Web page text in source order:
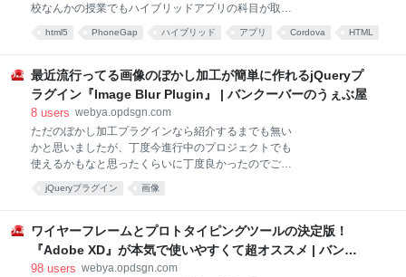
れて使ってみたという流れです。 それがまぁ、以前の
原型なんてとどめて居ないくらいに進化していたの
校なんかの授業でもハイブリッドアプリの科目が取り
扱われているみたいですね。最近はWEBデザイナーに
必要なスキルの一つとしても、HTML5のハイブリッド
ったので、これから色々勉強してみようと思っている
方向けに最初のとっかかり記事を情報共有として記事
を書かせて頂ければと思います。 僕自身もアプリ制作
イト作りましょう」で、モバイルの話が上がる事はほ
ぼ絶対になってきていますよね。で、WEBという媒体
を使って何かを提案する姿がWEBデザイナーである以
上、そうやってフィールドがモバイルにも派生してい
ます。 というわ
html5 PhoneGap ハイブリッド アプリ Cordova HTML
最近流行ってる画像のぼかし加工が簡単に作れるjQueryプ
ラグイン『Image Blur Plugin』 | バンクーバーのうぇぶ屋
8 users webya.opdsgn.com
ただのぼかし加工プラグインなら紹介するまでも無い
かと思いましたが、丁度今進行中のプロジェクトでも
使えるかもなと思ったくらいに丁度良かったのでご紹
介。 最近はワンページデザインなんかに良く見られる
背景をぼかした写真で表示するようなデザインって良
すが、ただ単にぼかせば良い感じになるかって言われ
ると意外と難しい表現の一つだったりする。ぼかすだ
けであれば今やCSS3でも表現は可能ですが、微妙な
jQueryプラグイン 画像
ワイヤーフレームとプロトタイピングツールの決定版！
『Adobe XD』が本気で使いやすくて超オススメ | バンク
ーバーのうぇぶ屋
98 users webya.opdsgn.com